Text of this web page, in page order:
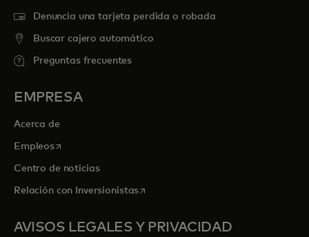
Denuncia una tarjeta perdida o robada
Buscar cajero automático
Preguntas frecuentes
EMPRESA
Acerca de
Empleosse abre en una pestaña nueva
Centro de noticias
Relación con Inversionistasse abre en una pestaña nueva
AVISOS LEGALES Y PRIVACIDAD